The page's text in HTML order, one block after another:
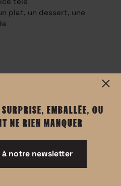
plat, un dessert, une
EMBALLÉE, OU
NE RIEN MANQUER
notre newsletter